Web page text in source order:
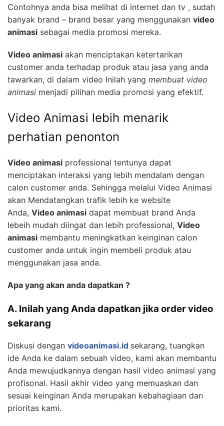
Contohnya anda bisa melihat di internet dan tv , sudah
banyak brand – brand besar yang menggunakan video
animasi sebagai media promosi mereka.
Video animasi akan menciptakan ketertarikan
customer anda terhadap produk atau jasa yang anda
tawarkan, di dalam video Inilah yang membuat video
animasi menjadi pilihan media promosi yang efektif.
Video Animasi lebih menarik
perhatian penonton
Video animasi professional tentunya dapat
menciptakan interaksi yang lebih mendalam dengan
calon customer anda. Sehingga melalui Video Animasi
akan Mendatangkan trafik lebih ke website
Anda, Video animasi dapat membuat brand Anda
lebeih mudah diingat dan lebih professional, Video
animasi membantu meningkatkan keinginan calon
customer anda untuk ingin membeli produk atau
menggunakan jasa anda.
Apa yang akan anda dapatkan ?
A. Inilah yang Anda dapatkan jika order video
sekarang
Diskusi dengan videoanimasi.id sekarang, tuangkan
ide Anda ke dalam sebuah video, kami akan membantu
Anda mewujudkannya dengan hasil video animasi yang
profisonal. Hasil akhir video yang memuaskan dan
sesuai keinginan Anda merupakan kebahagiaan dan
prioritas kami.